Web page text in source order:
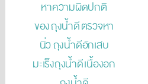
หาความผิดปกติ
ของ ถุงน้ำดี ตรวจหา
นิ่ว ถุงน้ำดีอักเสบ
มะเร็งถุงน้ำดี เนื้องอก